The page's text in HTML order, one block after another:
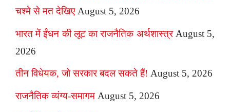
चश्मे से मत देखिए August 5, 2026
भारत में ईंधन की लूट का राजनैतिक अर्थशास्त्र August 5,
2026
तीन विधेयक, जो सरकार बदल सकते हैं! August 5, 2026
राजनैतिक व्यंग्य-समागम August 5, 2026